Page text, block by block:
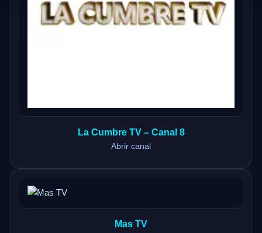
La Cumbre TV – Canal 8
Abrir canal
Mas TV